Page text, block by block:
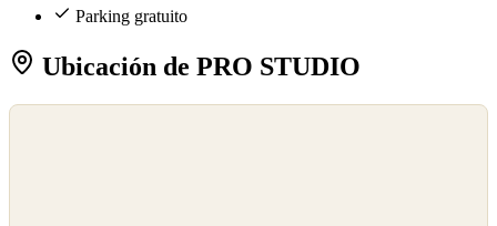
Parking gratuito
Ubicación de PRO STUDIO